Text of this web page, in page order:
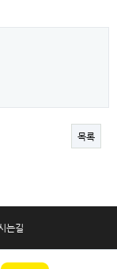
목록
는길